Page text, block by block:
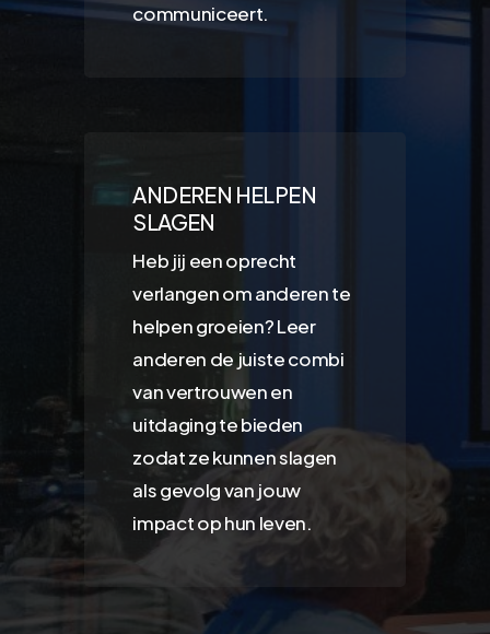
communiceert.
ANDEREN HELPEN
SLAGEN
Heb jij een oprecht
verlangen om anderen te
helpen groeien?Leer
anderen de juiste combi
van vertrouwen en
uitdaging te bieden
zodat ze kunnen slagen
als gevolg van jouw
impact op hun leven.